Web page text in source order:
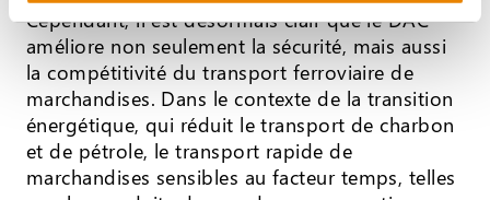
Cependant, il est désormais clair que le DAC
améliore non seulement la sécurité, mais aussi
la compétitivité du transport ferroviaire de
marchandises. Dans le contexte de la transition
énergétique, qui réduit le transport de charbon
et de pétrole, le transport rapide de
marchandises sensibles au facteur temps, telles